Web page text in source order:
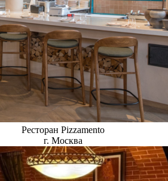
Ресторан Pizzamento
г. Москва